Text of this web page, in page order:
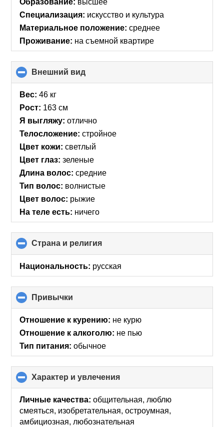
Специализация: искусство и культура
Материальное положение: среднее
Проживание: на съемной квартире
Внешний вид
to
Вес: 46 кг
Рост: 163 см
Я выгляжу: отлично
Телосложение: стройное
Цвет кожи: светлый
Цвет глаз: зеленые
Длина волос: средние
Тип волос: волнистые
Цвет волос: рыжие
На теле есть: ничего
Страна и религия
to
collapse
Национальность: русская
Привычки
to
collapse
Отношение к курению: не курю
Отношение к алкоголю: не пью
Тип питания: обычное
Характер и увлечения
to
collapse
contents
Личные качества: общительная, люблю
смеяться, изобретательная, остроумная,
амбициозная, любознательная